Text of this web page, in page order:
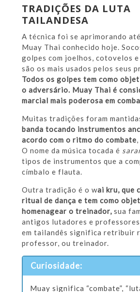
TRADIÇÕES DA LUTA
TAILANDESA
A técnica foi se aprimorando
Muay Thai conhecido hoje.
golpes com joelhos, cotovelos e
são os mais usados pelos seus
Todos os golpes tem como
o adversário. Muay Thai é
marcial mais poderosa em
Muitas tradições foram
banda tocando instrumentos
acordo com o ritmo do combate
O nome da música tocada é
tipos de instrumentos que a
címbalo e flauta.
Outra tradição é o wai kru, que
ritual de dança e tem como
homenagear o treinador,sua
antigos lutadores e professores
em tailandês significa retribuir
professor, ou treinador.
Curiosidade:
Muay significa “combate”,